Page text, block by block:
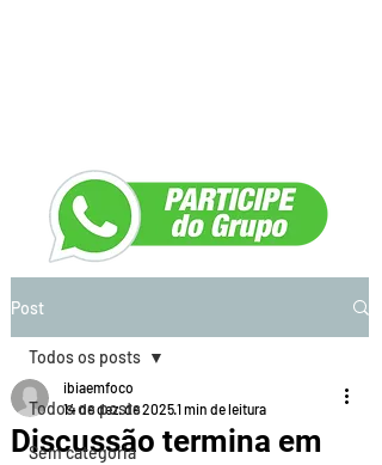
Post
Todos os posts
Sem categoria
Todos os posts
Discussão termina em
ibiaemfoco
14 de dez. de 20251 min de leitura